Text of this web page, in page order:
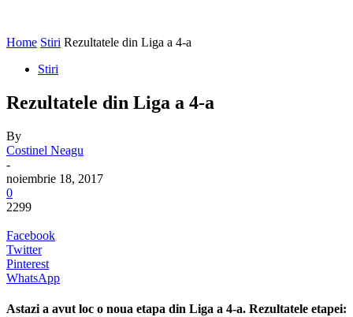
Home Stiri Rezultatele din Liga a 4-a
Stiri
Rezultatele din Liga a 4-a
By
Costinel Neagu
-
noiembrie 18, 2017
0
2299
Facebook
Twitter
Pinterest
WhatsApp
Astazi a avut loc o noua etapa din Liga a 4-a. Rezultatele etapei: